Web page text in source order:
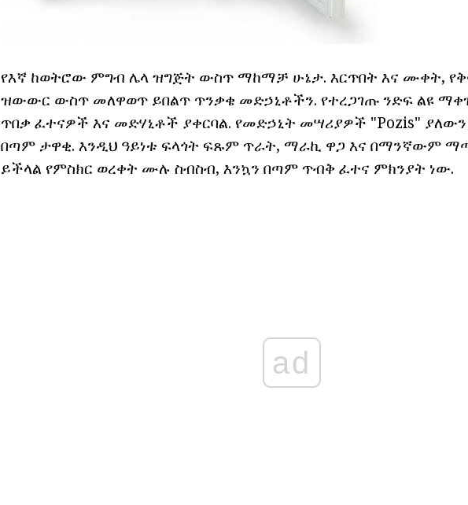
የእኛ ከወትሮው ምግብ ሌላ ዝግጅት ውስጥ ማከማቻ ሁኔታ. እርጥበት እና ሙቀት,
ዝውውር ውስጥ መለዋወጥ ይበልጥ ጥንቃቄ መድኃኒቶችን. የተረጋገጡ ንድፍ ልዩ
ጥበቃ ፈተናዎች እና መድሃኒቶች ያቀርባል. የመድኃኒት መሣሪያዎች "Pozis" ያለውን
በጣም ታዋቂ. እንዲህ ዓይነቱ ፍላጎት ፍጹም ጥራት, ማራኪ ዋጋ እና በማንኛውም
ይችላል የምስክር ወረቀት ሙሉ ስብስብ, እንኳን በጣም ጥብቅ ፈተና ምክንያት ነው.
ad